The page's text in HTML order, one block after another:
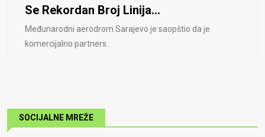
Se Rekordan Broj Linija...
Međunarodni aerodrom Sarajevo je saopštio da je
komercijalno partners..
SOCIJALNE MREŽE